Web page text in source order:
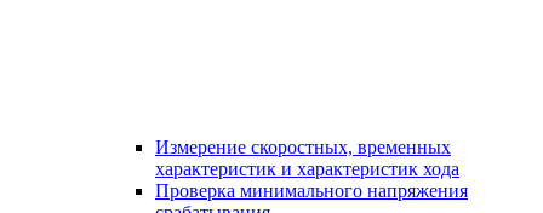
Измерение скоростных, временных
характеристик и характеристик хода
Проверка минимального напряжения